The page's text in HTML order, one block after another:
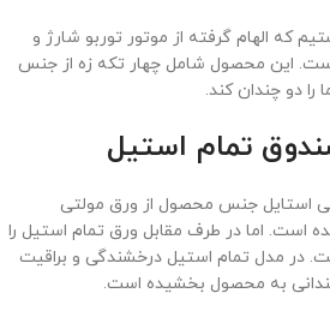
که الهام گرفته از موتور توربو شارژ و
این محصول شامل چهار تکه زه از جنس
دو چندان کند.
تمام استیل
استایل جنس محصول از ورق مولتی
است. اما در طرف مقابل ورق تمام استیل را
مدل تمام استیل درخشندگی و براقیت
به محصول بخشیده است.